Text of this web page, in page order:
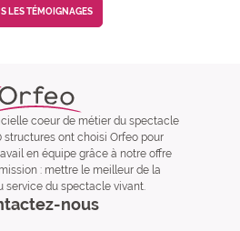
LES TÉMOIGNAGES
coeur de métier du spectacle
structures ont choisi Orfeo pour
en équipe grâce à notre offre
: mettre le meilleur de la
service du spectacle vivant.
nous